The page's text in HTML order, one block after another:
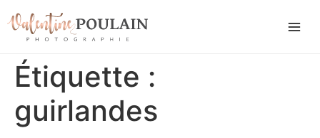
Étiquette :
guirlandes